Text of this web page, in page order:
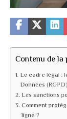
Contenu de la
Le cadre légal :
Données (RGPD)
Les sanctions
Comment
ligne ?